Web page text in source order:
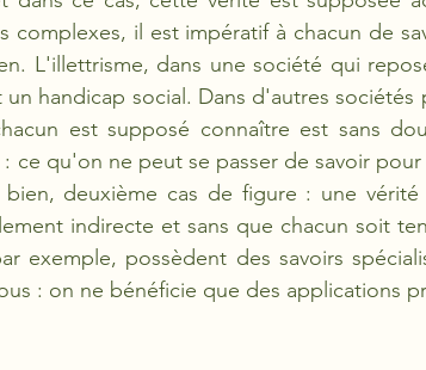
complexes, il est impératif à chacun de
L'illettrisme, dans une société qui
handicap social. Dans d'autres sociétés
est supposé connaître est sans
ce qu'on ne peut se passer de savoir
deuxième cas de figure : une
indirecte et sans que chacun soit
exemple, possèdent des savoirs
: on ne bénéficie que des applications